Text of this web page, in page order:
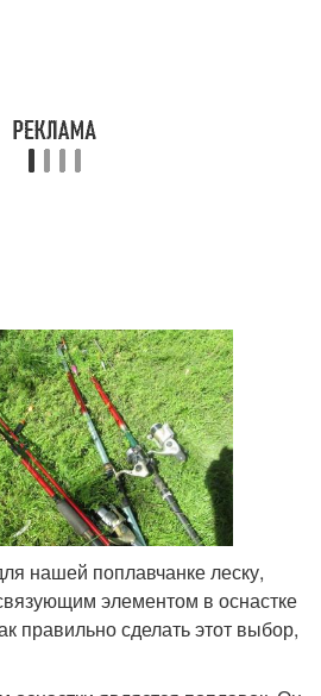
нашей поплавчанке леску,
элементом в оснастке
правильно сделать этот выбор,